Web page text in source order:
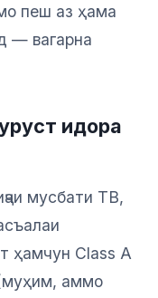
пеш аз ҳама
— вагарна
идора
мусбати TB,
ҳамчун Class A
аммо